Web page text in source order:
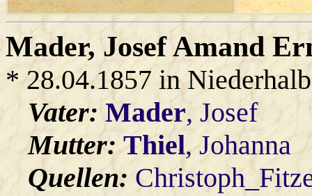
Mader, Josef Amand
* 28.04.1857 in
Vater:Mader, Josef
Mutter:Thiel, Johanna
Quellen: